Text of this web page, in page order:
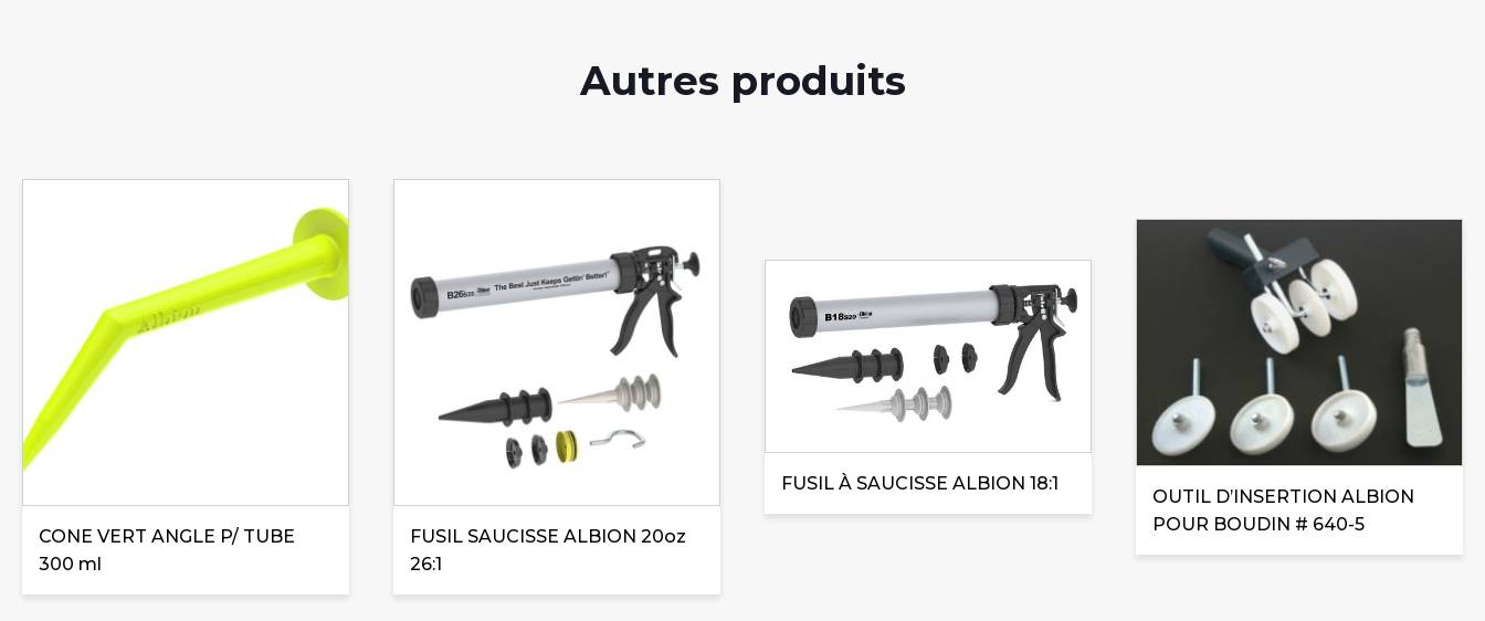
Autres produits
CONE VERT ANGLE P/ TUBE
300 ml
FUSIL SAUCISSE ALBION 20oz
26:1
FUSIL À SAUCISSE ALBION 18:1
OUTIL D’INSERTION ALBION
POUR BOUDIN # 640-5